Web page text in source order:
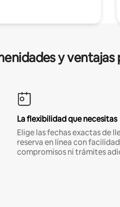
y ventajas
La flexibilidad que necesitas
Elige las fechas exactas de
reserva en línea con
compromisos ni trámites